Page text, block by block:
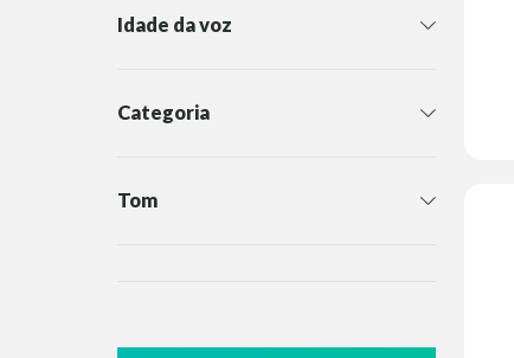
Idade da voz
Categoria
Tom